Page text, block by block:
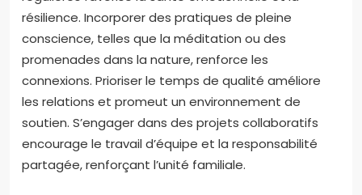
résilience. Incorporer des pratiques de pleine
conscience, telles que la méditation ou des
promenades dans la nature, renforce les
connexions. Prioriser le temps de qualité améliore
les relations et promeut un environnement de
soutien. S’engager dans des projets collaboratifs
encourage le travail d’équipe et la responsabilité
partagée, renforçant l’unité familiale.